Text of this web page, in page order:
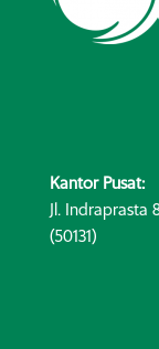
Kantor Pusat:
Jl. Indraprasta
(50131)